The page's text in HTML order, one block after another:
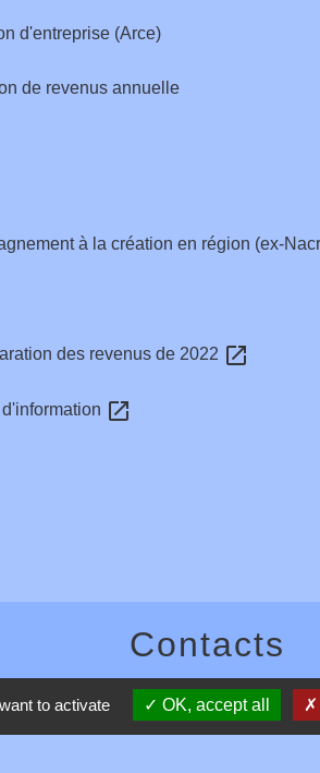
d'entreprise (Arce)
de revenus annuelle
à la création en région (ex-
des revenus de 2022 open_in_new
open_in_new
Contacts
Commune de Toussieux
346, Route du Morbier
01600 Toussieux - FRANCE
to activate OK, accept all